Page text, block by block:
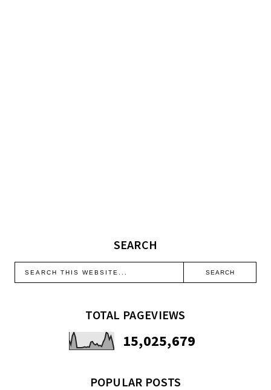
SEARCH
TOTAL PAGEVIEWS
15,025,679
POPULAR POSTS